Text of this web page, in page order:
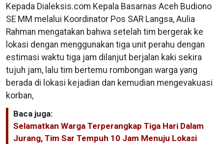
Kepada Dialeksis.com Kepala Basarnas Aceh Budiono
SE MM melalui Koordinator Pos SAR Langsa, Aulia
Rahman mengatakan bahwa setelah tim bergerak ke
lokasi dengan menggunakan tiga unit perahu dengan
estimasi waktu tiga jam dilanjut berjalan kaki sekira
tujuh jam, lalu tim bertemu rombongan warga yang
berada di lokasi kejadian dan kemudian mengevakuasi
korban,
Baca juga:
Selamatkan Warga Terperangkap Tiga Hari Dalam
Jurang, Tim Sar Tempuh 10 Jam Menuju Lokasi